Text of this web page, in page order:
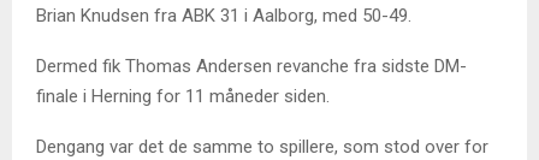
Brian Knudsen fra ABK 31 i Aalborg, med 50-49.
Dermed fik Thomas Andersen revanche fra sidste DM-
finale i Herning for 11 måneder siden.
Dengang var det de samme to spillere, som stod over for